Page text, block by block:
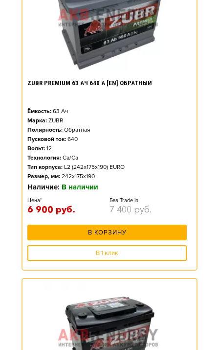
ZUBR PREMIUM 63 АЧ 640 А [EN] ОБРАТНЫЙ
Ёмкость: 63 Ач
Марка: ZUBR
Полярность: Обратная
Пусковой ток: 640
Вольт: 12
Технология: Ca/Ca
Тип корпуса: L2 (242x175x190) EURO
Размер, мм: 242x175x190
Наличие: В наличии
Цена*
6 900 руб.
Без Trade-in
7 400 руб.
В КОРЗИНУ
В 1 клик